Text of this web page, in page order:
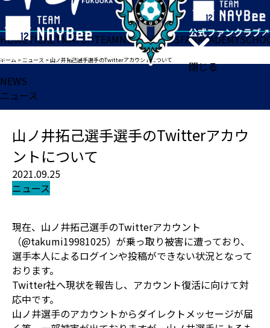
閉じる
HOMETICKETMATCHTEAMNEWSGOODSFANACADEMY
ホーム >ニュース >山ノ井拓己選手選手のTwitterアカウントについて
NEWS
ニュース
山ノ井拓己選手選手のTwitterアカウ
ントについて
2021.09.25
ニュース
現在、山ノ井拓己選手のTwitterアカウント
（@takumi19981025）が乗っ取り被害に遭っており、
選手本人によるログインや投稿ができない状況となって
おります。
Twitter社へ現状を報告し、アカウント復活に向けて対
応中です。
山ノ井選手のアカウントからダイレクトメッセージが届